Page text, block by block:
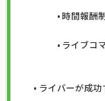
時間報酬
ライブコ
ライバーが成